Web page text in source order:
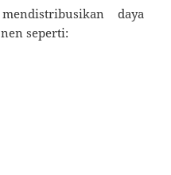
daya
seperti: